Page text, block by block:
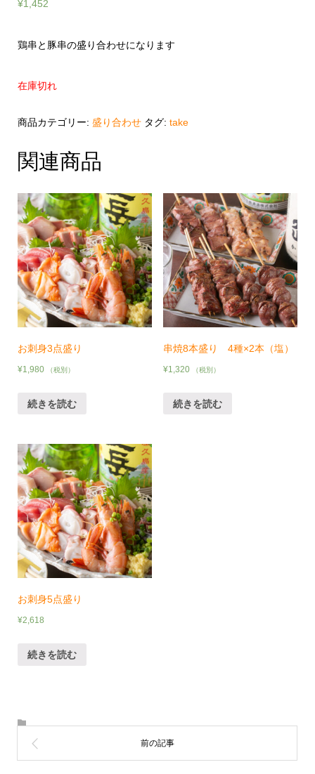
¥1,452
鶏串と豚串の盛り合わせになります
在庫切れ
商品カテゴリー: 盛り合わせ タグ: take
関連商品
お刺身3点盛り
¥1,980 （税別）
続きを読む
串焼8本盛り 4種×2本（塩）
¥1,320 （税別）
続きを読む
お刺身5点盛り
¥2,618
続きを読む